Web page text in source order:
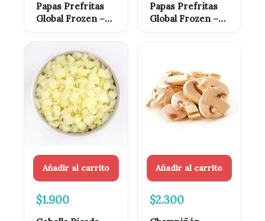
Papas Prefritas
Global Frozen –
Papas Prefritas
Global Frozen –
Añadir al carrito
$1.900
Añadir al carrito
$2.300